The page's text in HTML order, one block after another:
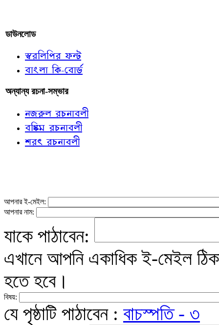
ডাউনলোড
স্বরলিপির ফন্ট
বাংলা কি-বোর্ড
অন্যান্য রচনা-সম্ভার
নজরুল রচনাবলী
বঙ্কিম রচনাবলী
শরৎ রচনাবলী
আপনার ই-মেইল:
আপনার নাম:
যাকে পাঠাবেন:
এখানে আপনি একাধিক ই-মেইল
হতে হবে।
বিষয়:
যে পৃষ্ঠাটি পাঠাবেন : বাচস্পতি - ৩